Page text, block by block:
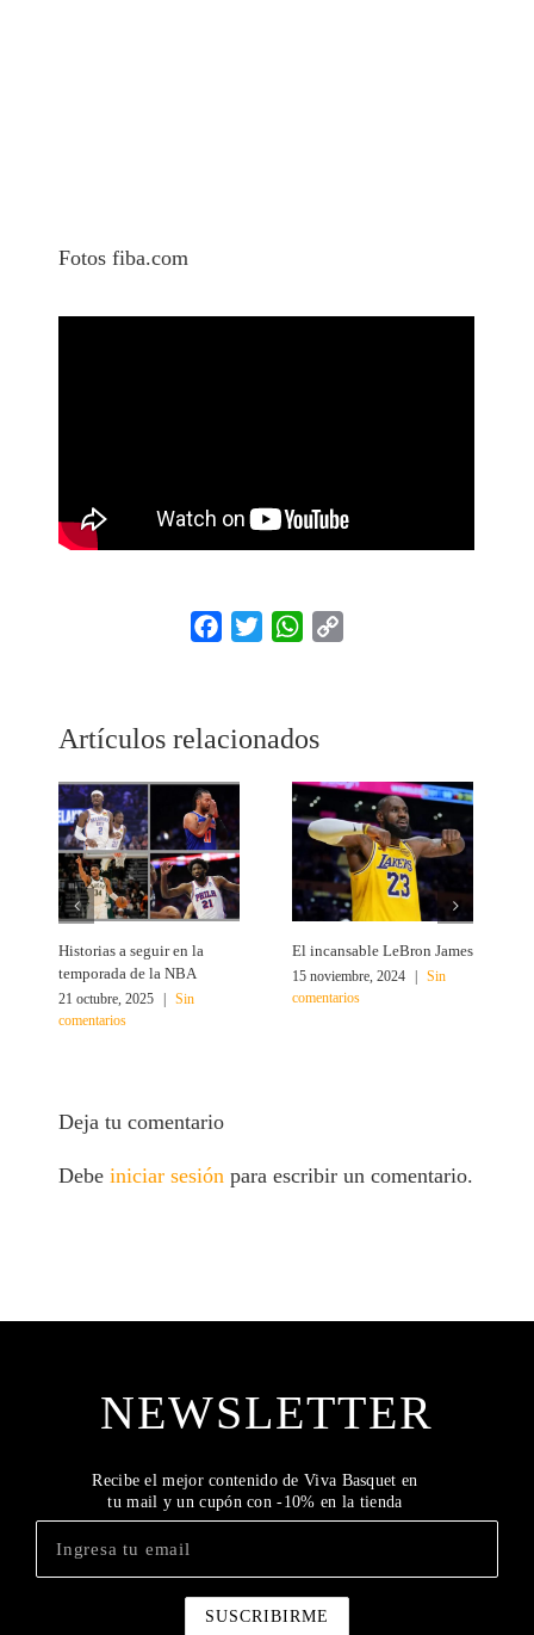
Fotos fiba.com
Facebook
Twitter WhatsApp
Artículos relacionados
Historias a seguir en la
temporada de la NBA
21 octubre, 2025 |
Sin
comentarios
El incansable LeBron James
15 noviembre, 2024 |
Sin
comentarios
Deja tu comentario
Debeiniciar sesiónpara escribir un comentario.
NEWSLETTER
Recibe el mejor contenido de Viva Basquet en
tu mail y un cupón con -10% en la tienda